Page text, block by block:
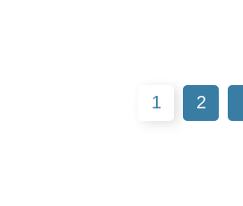
1 2